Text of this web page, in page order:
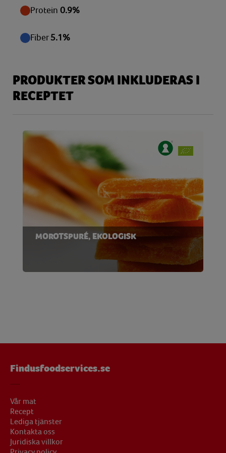
Protein 0.9%
Fiber 5.1%
PRODUKTER SOM INKLUDERAS I
RECEPTET
MOROTSPURÉ, EKOLOGISK
Findusfoodservices.se
Vår mat
Recept
Lediga tjänster
Kontakta oss
Juridiska villkor